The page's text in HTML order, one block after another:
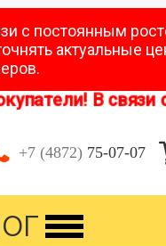
с постоянным
актуальные
В связи
+7 (4872) 75-07-07